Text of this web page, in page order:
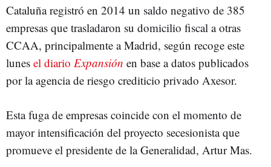
Cataluña registró en 2014 un saldo negativo de 385
empresas que trasladaron su domicilio fiscal a otras
CCAA, principalmente a Madrid, según recoge este
lunes el diario Expansión en base a datos publicados
por la agencia de riesgo crediticio privado Axesor.
Esta fuga de empresas coincide con el momento de
mayor intensificación del proyecto secesionista que
promueve el presidente de la Generalidad, Artur Mas.